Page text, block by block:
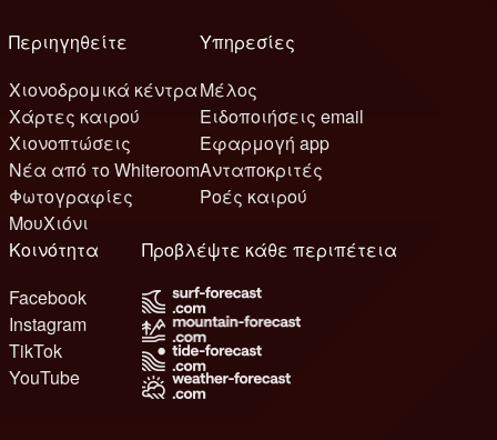
Περιηγηθείτε
Χιονοδρομικά κέντρα
Χάρτες καιρού
Χιονοπτώσεις
Νέα από το Whiteroom
Φωτογραφίες
ΜουΧιόνι
Υπηρεσίες
Μέλος
Ειδοποιήσεις email
Εφαρμογή app
Ανταποκριτές
Ροές καιρού
Κοινότητα
Facebook
Instagram
TikTok
YouTube
Προβλέψτε κάθε περιπέτεια